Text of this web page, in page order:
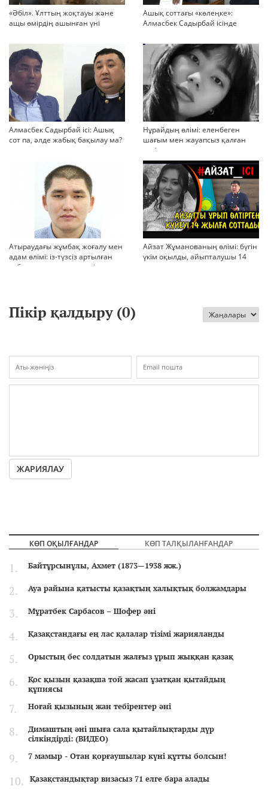
«Әбіл». Ұлттың жоқтауы және
ащы өмірдің ашынған үні
Ашық соттағы «көлеңке»:
Алмасбек Садырбай ісінде
көбейіп барады
Алмасбек Садырбай ісі: Ашық
сот па, әлде жабық бақылау ма?
Нұрайдың өлімі: еленбеген
шағым мен жауапсыз қалған
қауіп
Атыраудағы жұмбақ жоғалу мен
адам өлімі: із-түзсіз артылған
отбасы, полиция тергеуі және
Айзат Жұманованың өлімі: бүгін
үкім оқылды, айыпталушы 14
Пікір қалдыру (0)
ЖАРИЯЛАУ
КӨП ОҚЫЛҒАНДАР КӨП ТАЛҚЫЛАНҒАНДАР
Байтұрсынұлы, Ахмет (1873—1938 жж.)
Ауа райына қатысты қазақтың халықтық болжамдары
Мұратбек Сарбасов – Шофер әні
Қазақстандағы ең лас қалалар тізімі жарияланды
Орыстың бес солдатын жалғыз ұрып жыққан қазақ
Қос қызын қазақша той жасап ұзатқан қытайдың
құпиясы
Ноғай қызының жан тебірентер әні
Димаштың әні шыға сала қытайлықтарды дүр
сілкіндірді: (ВИДЕО)
7 мамыр - Отан қорғаушылар күні құтты болсын!
Қазақстандықтар визасыз 71 елге бара алады